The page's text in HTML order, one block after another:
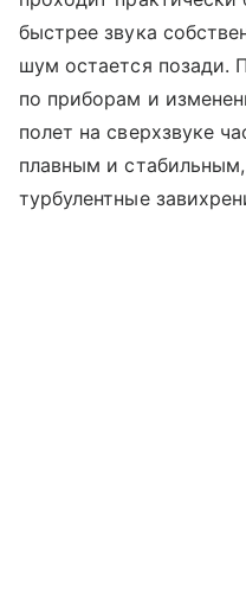
быстрее звука
шум остается позади.
по приборам и
полет на сверхзвуке
плавным и
турбулентные